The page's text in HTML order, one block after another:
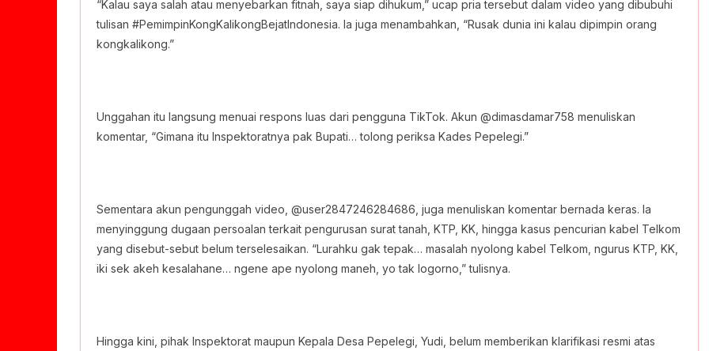
“Kalau saya salah atau menyebarkan fitnah, saya siap dihukum,” ucap pria tersebut dalam video yang dibubuhi
tulisan #PemimpinKongKalikongBejatIndonesia. Ia juga menambahkan, “Rusak dunia ini kalau dipimpin orang
kongkalikong.”
Unggahan itu langsung menuai respons luas dari pengguna TikTok. Akun @dimasdamar758 menuliskan
komentar, “Gimana itu Inspektoratnya pak Bupati… tolong periksa Kades Pepelegi.”
Sementara akun pengunggah video, @user2847246284686, juga menuliskan komentar bernada keras. Ia
menyinggung dugaan persoalan terkait pengurusan surat tanah, KTP, KK, hingga kasus pencurian kabel Telkom
yang disebut-sebut belum terselesaikan. “Lurahku gak tepak… masalah nyolong kabel Telkom, ngurus KTP, KK,
iki sek akeh kesalahane… ngene ape nyolong maneh, yo tak logorno,” tulisnya.
Hingga kini, pihak Inspektorat maupun Kepala Desa Pepelegi, Yudi, belum memberikan klarifikasi resmi atas